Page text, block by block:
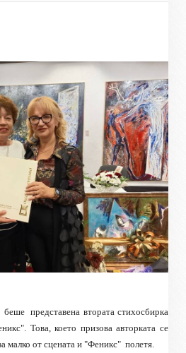
беше представена втората стихосбирка
Това, което призова авторката се
малко от сцената и "Феникс" полетя.